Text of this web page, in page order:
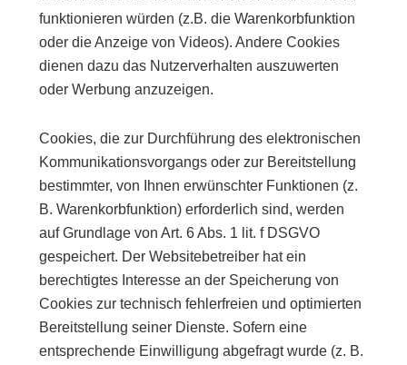
funktionieren würden (z.B. die Warenkorbfunktion
oder die Anzeige von Videos). Andere Cookies
dienen dazu das Nutzerverhalten auszuwerten
oder Werbung anzuzeigen.
Cookies, die zur Durchführung des elektronischen
Kommunikationsvorgangs oder zur Bereitstellung
bestimmter, von Ihnen erwünschter Funktionen (z.
B. Warenkorbfunktion) erforderlich sind, werden
auf Grundlage von Art. 6 Abs. 1 lit. f DSGVO
gespeichert. Der Websitebetreiber hat ein
berechtigtes Interesse an der Speicherung von
Cookies zur technisch fehlerfreien und optimierten
Bereitstellung seiner Dienste. Sofern eine
entsprechende Einwilligung abgefragt wurde (z. B.